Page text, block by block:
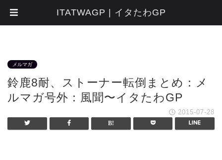
メルマガ
鈴鹿8耐、ストーナー転倒まとめ：メ
ルマガ号外：風聞〜イタたわGP
2015-07-28
ITATWAGP | イタたわGP